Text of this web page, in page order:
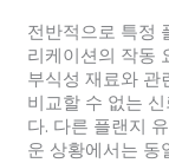
전반적으로 특정
리케이션의 작동
부식성 재료와 관
비교할 수 없는
다. 다른 플랜지
운 상황에서는 동